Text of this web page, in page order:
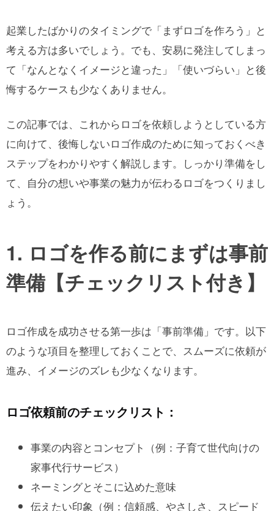
起業したばかりのタイミングで「まずロゴを作ろう」と
考える方は多いでしょう。でも、安易に発注してしまっ
て「なんとなくイメージと違った」「使いづらい」と後
悔するケースも少なくありません。
この記事では、これからロゴを依頼しようとしている方
に向けて、後悔しないロゴ作成のために知っておくべき
ステップをわかりやすく解説します。しっかり準備をし
て、自分の想いや事業の魅力が伝わるロゴをつくりまし
ょう。
1. ロゴを作る前にまずは事前
準備【チェックリスト付き】
ロゴ作成を成功させる第一歩は「事前準備」です。以下
のような項目を整理しておくことで、スムーズに依頼が
進み、イメージのズレも少なくなります。
ロゴ依頼前のチェックリスト：
事業の内容とコンセプト（例：子育て世代向けの
家事代行サービス）
ネーミングとそこに込めた意味
伝えたい印象（例：信頼感、やさしさ、スピード